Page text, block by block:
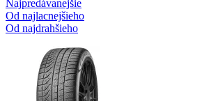
Najpredávanejšie
Od najlacnejšieho
Od najdrahšieho